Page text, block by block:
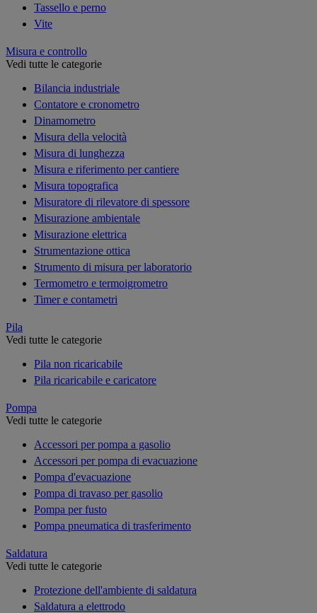
Tassello e perno
Vite
Misura e controllo
Vedi tutte le categorie
Bilancia industriale
Contatore e cronometro
Dinamometro
Misura della velocità
Misura di lunghezza
Misura e riferimento per cantiere
Misura topografica
Misuratore di rilevatore di spessore
Misurazione ambientale
Misurazione elettrica
Strumentazione ottica
Strumento di misura per laboratorio
Termometro e termoigrometro
Timer e contametri
Pila
Vedi tutte le categorie
Pila non ricaricabile
Pila ricaricabile e caricatore
Pompa
Vedi tutte le categorie
Accessori per pompa a gasolio
Accessori per pompa di evacuazione
Pompa d'evacuazione
Pompa di travaso per gasolio
Pompa per fusto
Pompa pneumatica di trasferimento
Saldatura
Vedi tutte le categorie
Protezione dell'ambiente di saldatura
Saldatura a elettrodo